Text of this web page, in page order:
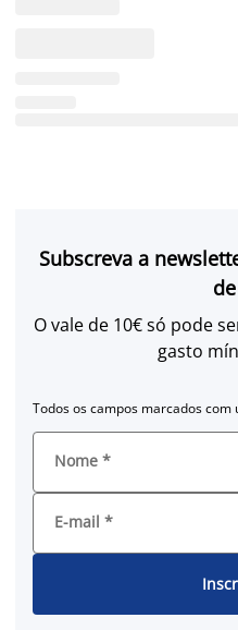
Subscreva a
O vale de 10€ só pode
gasto
Todos os campos marcados
Nome *
E-mail *